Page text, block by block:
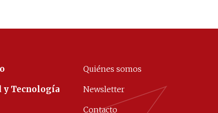
y Tecnología
Quiénes somos
Newsletter
Contacto